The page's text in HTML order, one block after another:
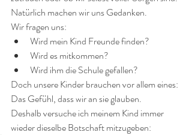
Natürlich machen wir uns Gedanken.
Wir fragen uns:
Wird mein Kind Freunde finden?
Wird es mitkommen?
Wird ihm die Schule gefallen?
Doch unsere Kinder brauchen vor allem eines:
Das Gefühl, dass wir an sie glauben.
Deshalb versuche ich meinem Kind immer
wieder dieselbe Botschaft mitzugeben: